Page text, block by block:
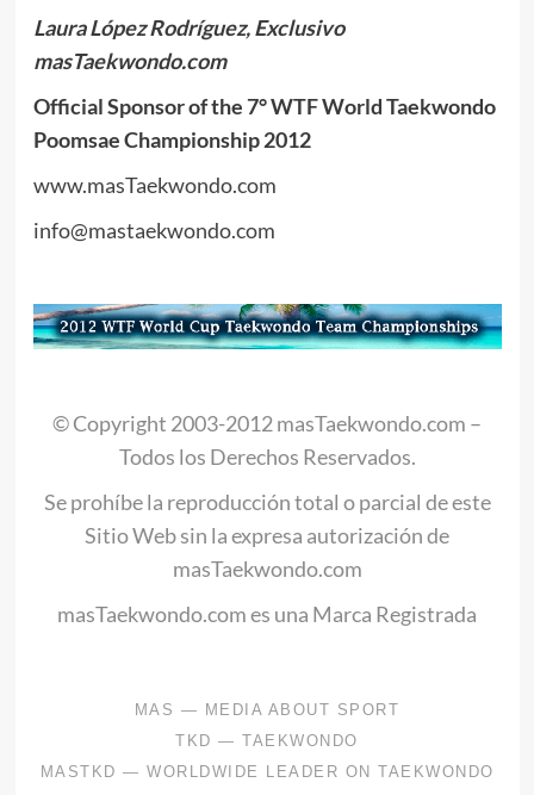
Laura López Rodríguez, Exclusivo
masTaekwondo.com
Official Sponsor of the 7° WTF World Taekwondo
Poomsae Championship 2012
www.masTaekwondo.com
info@mastaekwondo.com
© Copyright 2003-2012 masTaekwondo.com –
Todos los Derechos Reservados.
Se prohíbe la reproducción total o parcial de este
Sitio Web sin la expresa autorización de
masTaekwondo.com
masTaekwondo.com es una Marca Registrada